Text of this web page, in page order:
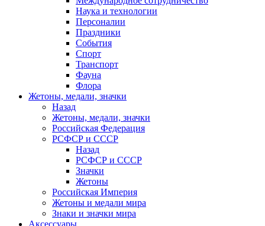
Наука и технологии
Персоналии
Праздники
События
Спорт
Транспорт
Фауна
Флора
Жетоны, медали, значки
Назад
Жетоны, медали, значки
Российская Федерация
РСФСР и СССР
Назад
РСФСР и СССР
Значки
Жетоны
Российская Империя
Жетоны и медали мира
Знаки и значки мира
Аксессуары